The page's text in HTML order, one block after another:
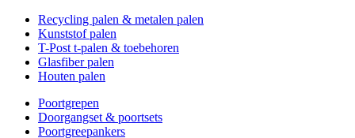
Recycling palen & metalen palen
Kunststof palen
T-Post t-palen & toebehoren
Glasfiber palen
Houten palen
Poortgrepen
Doorgangset & poortsets
Poortgreepankers